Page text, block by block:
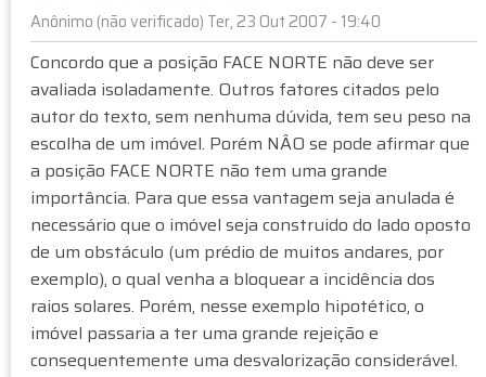
N
O
R
T
E
-
M
I
O
S
E
V
E
R
Anônimo (não verificado) Ter, 23 Out 2007 - 19:40
E
m
r
e
s
p
o
s
t
a
A
r
Concordo que a posição FACE NORTE não deve ser
avaliada isoladamente. Outros fatores citados pelo
autor do texto, sem nenhuma dúvida, tem seu peso na
escolha de um imóvel. Porém NÂO se pode afirmar que
a posição FACE NORTE não tem uma grande
importância. Para que essa vantagem seja anulada é
necessário que o imóvel seja construido do lado oposto
de um obstáculo (um prédio de muitos andares, por
exemplo), o qual venha a bloquear a incidência dos
raios solares. Porém, nesse exemplo hipotético, o
imóvel passaria a ter uma grande rejeição e
consequentemente uma desvalorização considerável.